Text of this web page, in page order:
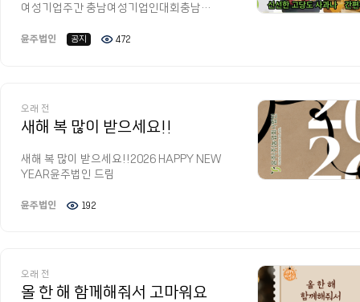
여성기업주간 충남여성기업인대회충남
BI 입주업체 #충청남도 #한국여성경제인협회 #
윤주법인 공지 472
오래 전
새해 복 많이 받으세요!!
새해 복 많이 받으세요!!2026 HAPPY NEW
YEAR윤주법인 드림
윤주법인 192
오래 전
올 한 해 함께해줘서 고마워요